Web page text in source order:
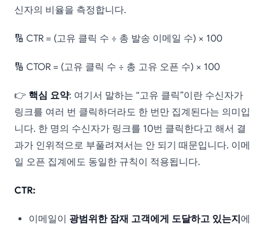
신자의 비율을 측정합니다.
🔢 CTR = (고유 클릭 수 ÷ 총 발송 이메일 수) × 100
🔢 CTOR = (고유 클릭 수 ÷ 총 고유 오픈 수) × 100
👉 핵심 요약: 여기서 말하는 “고유 클릭”이란 수신자가
링크를 여러 번 클릭하더라도 한 번만 집계된다는 의미입
니다. 한 명의 수신자가 링크를 10번 클릭한다고 해서 결
과가 인위적으로 부풀려져서는 안 되기 때문입니다. 이메
일 오픈 집계에도 동일한 규칙이 적용됩니다.
CTR:
이메일이 광범위한 잠재 고객에게 도달하고 있는지에